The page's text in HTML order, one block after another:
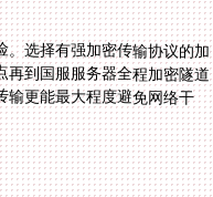
。选择有强加密传输协议的加
再到国服服务器全程加密隧道
输更能最大程度避免网络干